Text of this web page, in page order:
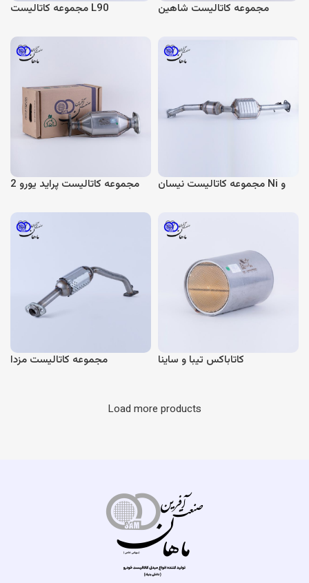
مجموعه کاتالیست L90 مجموعه کاتالیست شاهین
مجموعه کاتالیست پراید یورو 2
مجموعه کاتالیست نیسان Ni و
مجموعه کاتالیست مزدا کاتاباکس تیبا و ساینا
Load more products